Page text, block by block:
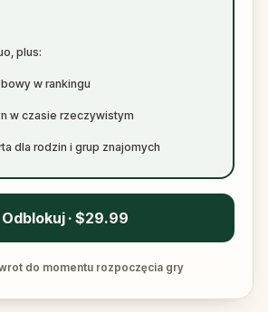
plus:
w rankingu
w czasie rzeczywistym
dla rodzin i grup znajomych
Odblokuj · $29.99
do momentu rozpoczęcia gry